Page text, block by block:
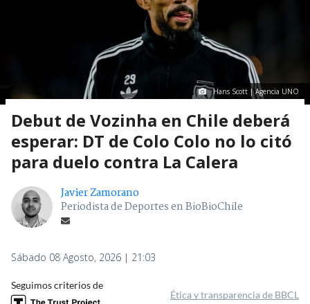
Hans Scott | Agencia UNO
Debut de Vozinha en Chile deberá
esperar: DT de Colo Colo no lo citó
para duelo contra La Calera
Javier Zamorano
Periodista de Deportes en BioBioChile
Sábado 08 Agosto, 2026 | 21:03
Seguimos criterios de
Ética y transparencia de BBCL